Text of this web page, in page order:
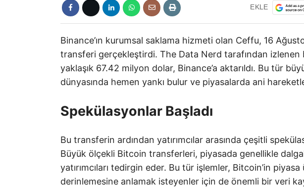
EKLE
Binance’ın kurumsal saklama hizmeti olan Ceffu, 16
transferi gerçekleştirdi. The Data Nerd tarafından izlenen
yaklaşık 67.42 milyon dolar, Binance’a aktarıldı. Bu tür
dünyasında hemen yankı bulur ve piyasalarda ani
Spekülasyonlar Başladı
Bu transferin ardından yatırımcılar arasında çeşitli
Büyük ölçekli Bitcoin transferleri, piyasada genellikle
yatırımcıları tedirgin eder. Bu tür işlemler, Bitcoin’in
derinlemesine anlamak isteyenler için de önemli bir veri